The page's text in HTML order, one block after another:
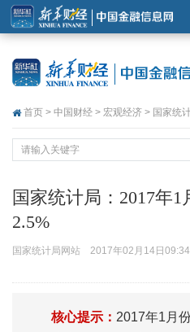
首页 > 中国财经 > 宏观经济 > 国家统
国家统计局：2017年
2.5%
国家统计局网站 2017年02月14日09:34
核心提示： 2017年1月